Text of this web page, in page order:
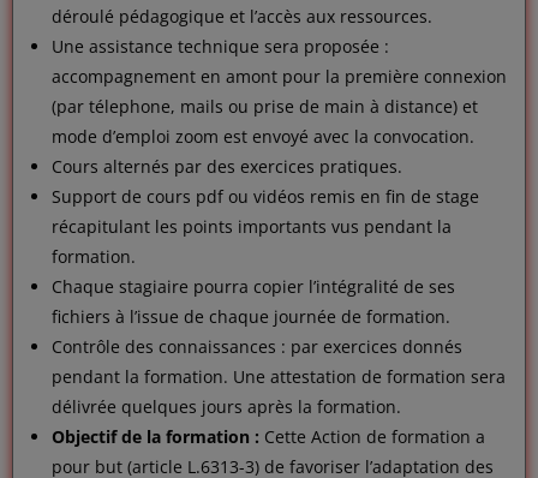
déroulé pédagogique et l’accès aux ressources.
Une assistance technique sera proposée :
accompagnement en amont pour la première connexion
(par télephone, mails ou prise de main à distance) et
mode d’emploi zoom est envoyé avec la convocation.
Cours alternés par des exercices pratiques.
Support de cours pdf ou vidéos remis en fin de stage
récapitulant les points importants vus pendant la
formation.
Chaque stagiaire pourra copier l’intégralité de ses
fichiers à l’issue de chaque journée de formation.
Contrôle des connaissances : par exercices donnés
pendant la formation. Une attestation de formation sera
délivrée quelques jours après la formation.
Objectif de la formation : Cette Action de formation a
pour but (article L.6313-3) de favoriser l’adaptation des